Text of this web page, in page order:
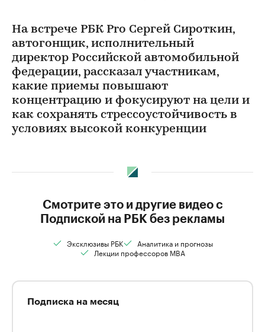
На встрече РБК Pro Сергей Сироткин,
автогонщик, исполнительный
директор Российской автомобильной
федерации, рассказал участникам,
какие приемы повышают
концентрацию и фокусируют на цели и
как сохранять стрессоустойчивость в
условиях высокой конкуренции
Смотрите это и другие видео с
Подпиской на РБК без рекламы
Эксклюзивы РБК
Аналитика и прогнозы
Лекции профессоров MBA
Подписка на месяц